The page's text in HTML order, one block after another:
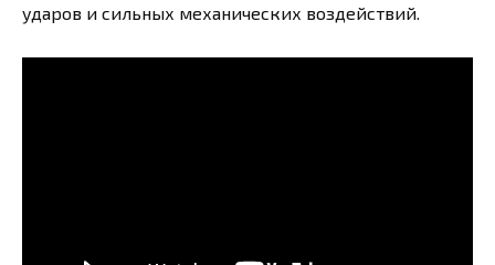
ударов и сильных механических воздействий.